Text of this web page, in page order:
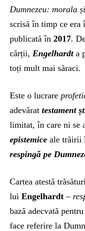
Dumnezeu: morala
scrisă în timp ce era
publicată în 2017.
cărții, Engelhardt a
toți mult mai săraci.
Este o lucrare
adevărat testament
limitat, în care ni se
epistemice ale trăirii
respingă pe
Cartea atestă
lui Engelhardt–
bază adecvată
face referire la